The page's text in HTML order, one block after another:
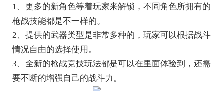
1、更多的新角色等着玩家来解锁，不同角色所拥有的
枪战技能都是不一样的。
2、提供的武器类型是非常多种的，玩家可以根据战斗
情况自由的选择使用。
3、全新的枪战竞技玩法都是可以在里面体验到，还需
要不断的增强自己的战斗力。